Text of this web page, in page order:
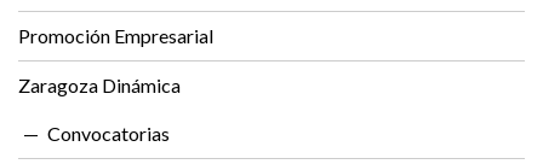
Promoción Empresarial
Zaragoza Dinámica
Convocatorias